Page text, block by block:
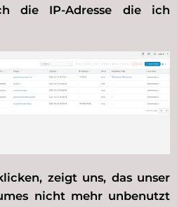
die IP-Adresse die ich
zeigt uns, das unser
nicht mehr unbenutzt